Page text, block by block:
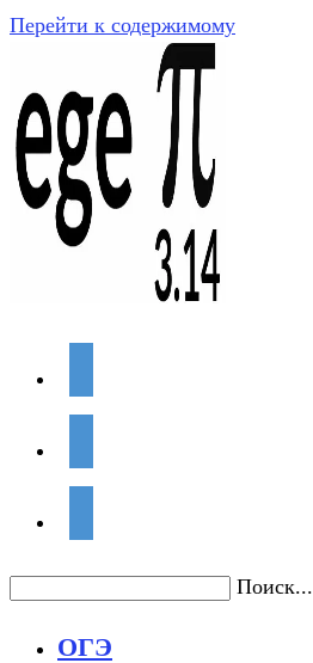
Перейти к содержимому
Поиск...
ОГЭ